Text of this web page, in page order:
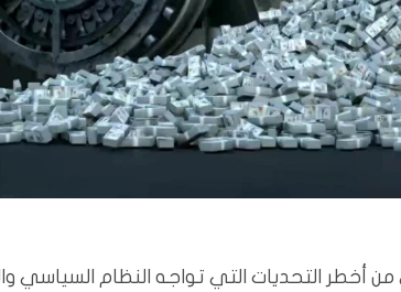
أخطر التحديات التي تواجه النظام السياسي